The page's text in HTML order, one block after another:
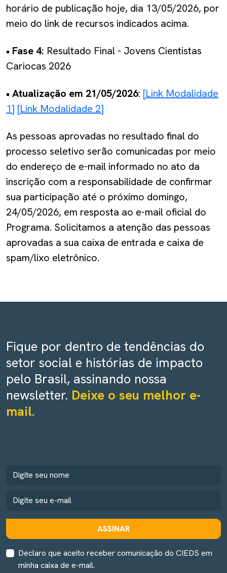
horário de publicação hoje, dia 13/05/2026, por
meio do link de recursos indicados acima.
• Fase 4: Resultado Final - Jovens Cientistas
Cariocas 2026
• Atualização em 21/05/2026: [Link Modalidade
1] [Link Modalidade 2]
As pessoas aprovadas no resultado final do
processo seletivo serão comunicadas por meio
do endereço de e-mail informado no ato da
inscrição com a responsabilidade de confirmar
sua participação até o próximo domingo,
24/05/2026, em resposta ao e-mail oficial do
Programa. Solicitamos a atenção das pessoas
aprovadas a sua caixa de entrada e caixa de
spam/lixo eletrônico.
Fique por dentro de tendências do
setor social e histórias de impacto
pelo Brasil, assinando nossa
newsletter. Deixe o seu melhor e-
mail.
ASSINAR
Declaro que aceito receber comunicação do CIEDS em
minha caixa de e-mail.